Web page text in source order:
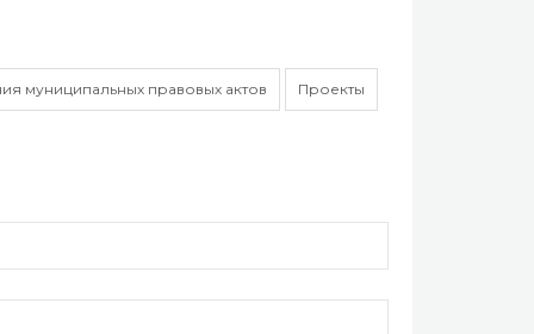
муниципальных правовых актов Проекты